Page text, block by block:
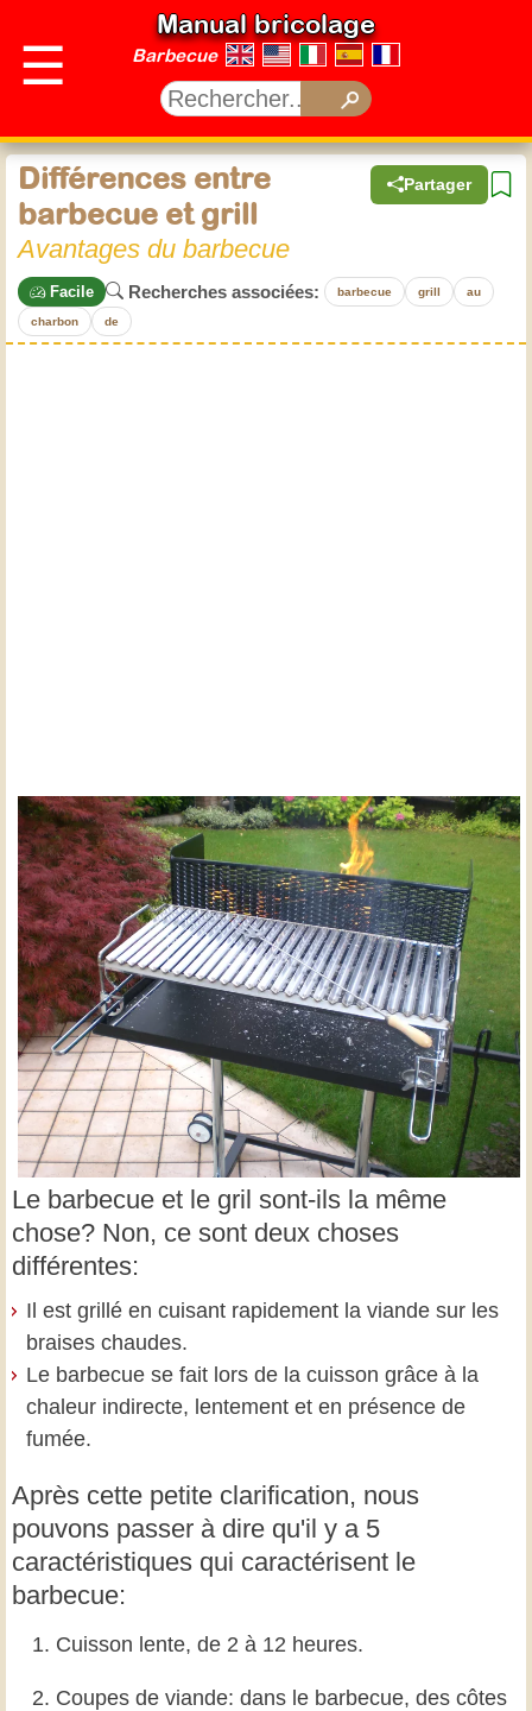
☰
Manual bricolage
Barbecue
Partager
Différences entre
barbecue et grill
Avantages du barbecue
Facile Recherches associées: barbecue grill au
charbon de
Le barbecue et le gril sont-ils la même
chose? Non, ce sont deux choses
différentes:
Il est grillé en cuisant rapidement la viande sur les
braises chaudes.
Le barbecue se fait lors de la cuisson grâce à la
chaleur indirecte, lentement et en présence de
fumée.
Après cette petite clarification, nous
pouvons passer à dire qu'il y a 5
caractéristiques qui caractérisent le
barbecue:
Cuisson lente, de 2 à 12 heures.
Coupes de viande: dans le barbecue, des côtes